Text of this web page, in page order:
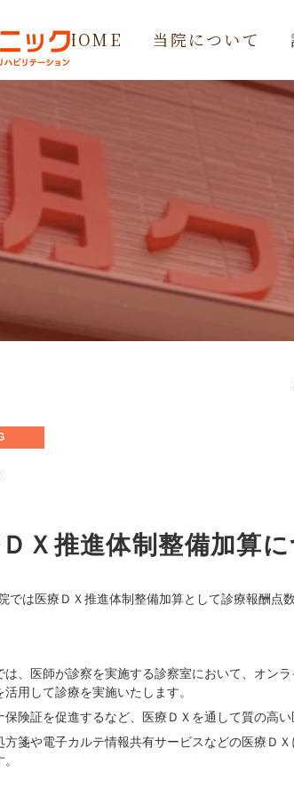
HOME 当院について
内科
デイ
スポ
予防
Ｘ推進体制整備加算
では医療ＤＸ推進体制整備加算として診療報酬点
は、医師が診察を実施する診察室において、オン
活用して診療を実施いたします。
保険証を促進するなど、医療ＤＸを通して質の高
方箋や電子カルテ情報共有サービスなどの医療Ｄ